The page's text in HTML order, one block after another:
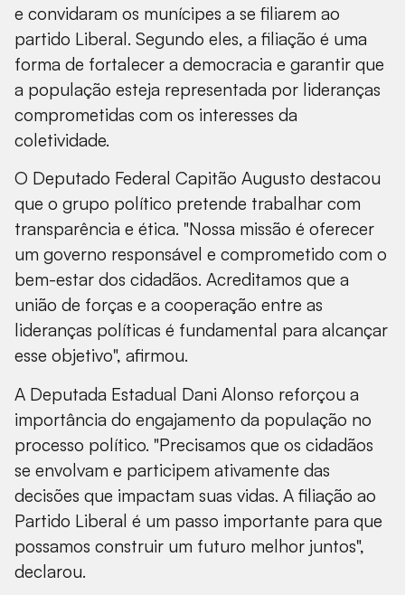
e convidaram os munícipes a se filiarem ao
partido Liberal. Segundo eles, a filiação é uma
forma de fortalecer a democracia e garantir que
a população esteja representada por lideranças
comprometidas com os interesses da
coletividade.
O Deputado Federal Capitão Augusto destacou
que o grupo político pretende trabalhar com
transparência e ética. "Nossa missão é oferecer
um governo responsável e comprometido com o
bem-estar dos cidadãos. Acreditamos que a
união de forças e a cooperação entre as
lideranças políticas é fundamental para alcançar
esse objetivo", afirmou.
A Deputada Estadual Dani Alonso reforçou a
importância do engajamento da população no
processo político. "Precisamos que os cidadãos
se envolvam e participem ativamente das
decisões que impactam suas vidas. A filiação ao
Partido Liberal é um passo importante para que
possamos construir um futuro melhor juntos",
declarou.